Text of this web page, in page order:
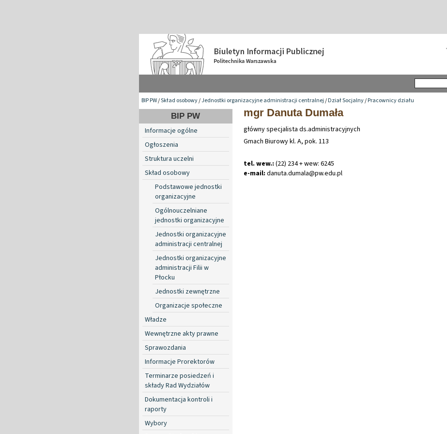
BIP PW/Skład osobowy/Jednostki organizacyjne administracji centralnej/Dział Socjalny/Pracownicy działu
BIP PW
Informacje ogólne
Ogłoszenia
Struktura uczelni
Skład osobowy
Podstawowe jednostki
organizacyjne
Ogólnouczelniane
jednostki organizacyjne
Jednostki organizacyjne
administracji centralnej
Jednostki organizacyjne
administracji Filii w
Płocku
Jednostki zewnętrzne
Organizacje społeczne
Władze
Wewnętrzne akty prawne
Sprawozdania
Informacje Prorektorów
Terminarze posiedzeń i
składy Rad Wydziałów
Dokumentacja kontroli i
raporty
Wybory
mgr Danuta Dumała
główny specjalista ds.administracyjnych
Gmach Biurowy kl. A, pok. 113
tel. wew.: (22) 234 + wew: 6245
e-mail: danuta.dumala@pw.edu.pl